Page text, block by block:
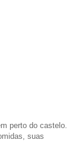
perto do castelo.
suas